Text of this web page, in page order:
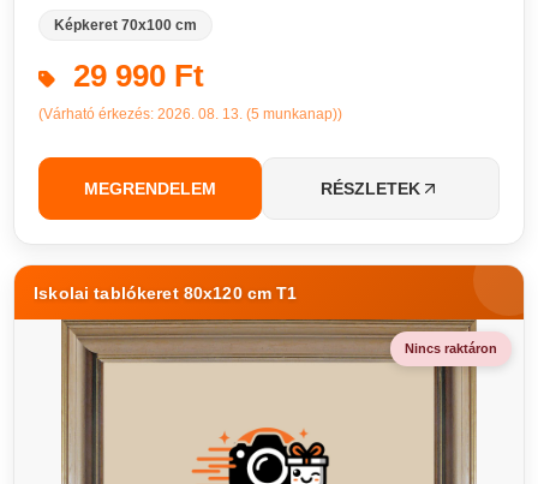
Képkeret 70x100 cm
29 990 Ft
(Várható érkezés: 2026. 08. 13. (5 munkanap))
MEGRENDELEM RÉSZLETEK
Iskolai tablókeret 80x120 cm T1
Nincs raktáron